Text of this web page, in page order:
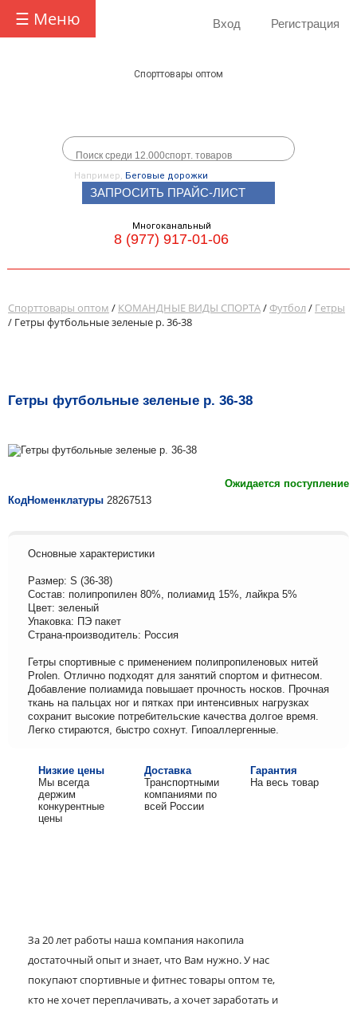
☰ Меню Вход Регистрация
Спорттовары оптом
Например, Беговые дорожки
ЗАПРОСИТЬ ПРАЙС-ЛИСТ
Многоканальный
8 (977) 917-01-06
Спорттовары оптом / КОМАНДНЫЕ ВИДЫ СПОРТА/Футбол/ Гетры
/ Гетры футбольные зеленые р. 36-38
Гетры футбольные зеленые р. 36-38
Ожидается поступление
КодНоменклатуры 28267513
Основные характеристики
Размер: S (36-38)
Состав: полипропилен 80%, полиамид 15%, лайкра 5%
Цвет: зеленый
Упаковка: ПЭ пакет
Страна-производитель: Россия
Гетры спортивные с применением полипропиленовых нитей
Prolen. Отлично подходят для занятий спортом и фитнесом.
Добавление полиамида повышает прочность носков. Прочная
ткань на пальцах ног и пятках при интенсивных нагрузках
сохранит высокие потребительские качества долгое время.
Легко стираются, быстро сохнут. Гипоаллергенные.
Низкие цены
Мы всегда
держим
конкурентные
цены
Доставка
Транспортными
компаниями по
всей России
Гарантия
На весь товар
За 20 лет работы наша компания накопила
достаточный опыт и знает, что Вам нужно. У нас
покупают спортивные и фитнес товары оптом те,
кто не хочет переплачивать, а хочет заработать и